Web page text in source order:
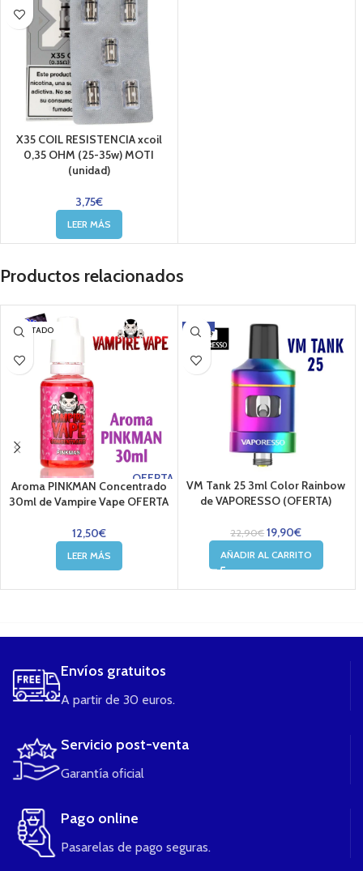
X35 COIL RESISTENCIA xcoil
0,35 OHM (25-35w) MOTI
(unidad)
3,75€
LEER MÁS
Productos relacionados
AGOTADO
OFERTA
Aroma PINKMAN Concentrado
30ml de Vampire Vape OFERTA
12,50€
LEER MÁS
-13%
VM Tank 25 3ml Color Rainbow
de VAPORESSO (OFERTA)
22,90€ 19,90€
AÑADIR AL CARRITO
Envíos gratuitos
A partir de 30 euros.
Servicio post-venta
Garantía oficial
Pago online
Pasarelas de pago seguras.